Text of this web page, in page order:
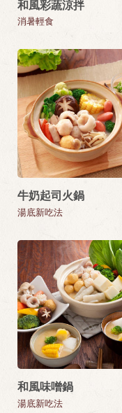
和風彩蔬涼拌
消暑輕食
牛奶起司火鍋
湯底新吃法
和風味噌鍋
湯底新吃法